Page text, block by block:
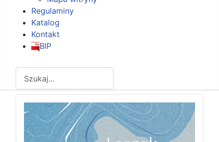
Regulaminy
Katalog
Kontakt
BIP